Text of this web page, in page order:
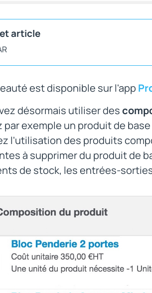
article
est disponible sur l'app
désormais utiliser des
par exemple un produit de
l'utilisation des produits
à supprimer du produit de
de stock, les entrées-